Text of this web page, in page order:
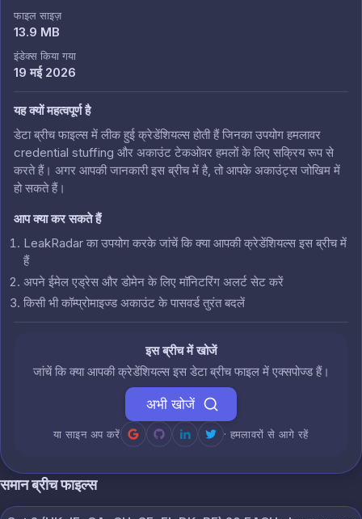
फाइल साइज़
13.9 MB
इंडेक्स किया गया
19 मई 2026
यह क्यों महत्वपूर्ण है
डेटा ब्रीच फाइल्स में लीक हुई क्रेडेंशियल्स होती हैं जिनका उपयोग हमलावर
credential stuffing और अकाउंट टेकओवर हमलों के लिए सक्रिय रूप से
करते हैं। अगर आपकी जानकारी इस ब्रीच में है, तो आपके अकाउंट्स जोखिम में
हो सकते हैं।
आप क्या कर सकते हैं
LeakRadar का उपयोग करके जांचें कि क्या आपकी क्रेडेंशियल्स इस ब्रीच में
हैं
अपने ईमेल एड्रेस और डोमेन के लिए मॉनिटरिंग अलर्ट सेट करें
किसी भी कॉम्प्रोमाइज्ड अकाउंट के पासवर्ड तुरंत बदलें
इस ब्रीच में खोजें
जांचें कि क्या आपकी क्रेडेंशियल्स इस डेटा ब्रीच फाइल में एक्सपोज्ड हैं।
अभी खोजें
या साइन अप करें · हमलावरों से आगे रहें
समान ब्रीच फाइल्स